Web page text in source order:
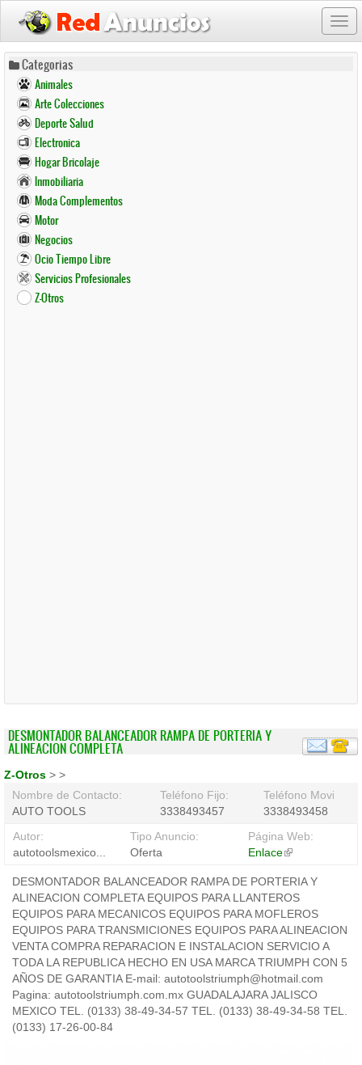
Pasar
contenido
principal
Categorias
Animales
Arte Colecciones
Deporte Salud
Electronica
Hogar Bricolaje
Inmobiliaria
Moda Complementos
Motor
Negocios
Ocio Tiempo Libre
Servicios Profesionales
Z-Otros
DESMONTADOR BALANCEADOR RAMPA DE PORTERIA Y
ALINEACION COMPLETA
Z-Otros > >
Nombre de Contacto:
AUTO TOOLS
Teléfono Fijo:
3338493457
Teléfono Movil:
3338493458
Autor:
autotoolsmexico...
Tipo Anuncio:
Oferta
Página Web:
Enlace(link
external)
DESMONTADOR BALANCEADOR RAMPA DE PORTERIA Y
ALINEACION COMPLETA EQUIPOS PARA LLANTEROS
EQUIPOS PARA MECANICOS EQUIPOS PARA MOFLEROS
EQUIPOS PARA TRANSMICIONES EQUIPOS PARA ALINEACION
VENTA COMPRA REPARACION E INSTALACION SERVICIO A
TODA LA REPUBLICA HECHO EN USA MARCA TRIUMPH CON 5
AÑOS DE GARANTIA E-mail: autotoolstriumph@hotmail.com
Pagina: autotoolstriumph.com.mx GUADALAJARA JALISCO
MEXICO TEL. (0133) 38-49-34-57 TEL. (0133) 38-49-34-58 TEL.
(0133) 17-26-00-84